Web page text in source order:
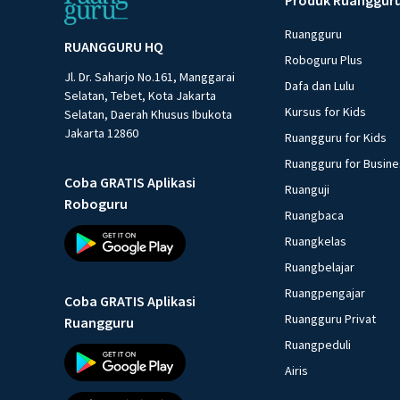
RUANGGURU HQ
Jl. Dr. Saharjo No.161, Manggarai
Selatan, Tebet, Kota Jakarta
Selatan, Daerah Khusus Ibukota
Jakarta 12860
Coba GRATIS Aplikasi
Roboguru
Coba GRATIS Aplikasi
Ruangguru
Ruangguru
Roboguru Plus
Dafa dan Lulu
Kursus for Kids
Ruangguru for Kids
Ruangguru for
Ruanguji
Ruangbaca
Ruangkelas
Ruangbelajar
Ruangpengajar
Ruangguru Privat
Ruangpeduli
Airis